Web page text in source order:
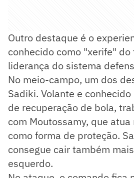
Outro destaque é o
conhecido como "xerife"
liderança do sistema
No meio-campo, um dos
Sadiki. Volante e
de recuperação de bola,
com Moutossamy, que
como forma de proteção.
consegue cair também
esquerdo.